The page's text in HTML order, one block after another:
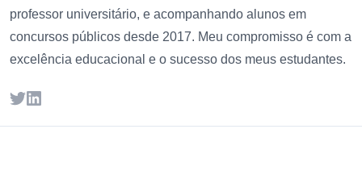
professor universitário, e acompanhando alunos em
concursos públicos desde 2017. Meu compromisso é com a
excelência educacional e o sucesso dos meus estudantes.
TwitterLinkedIn